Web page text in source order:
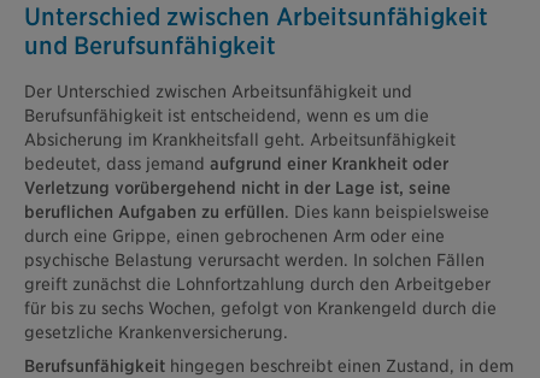
Unterschied zwischen Arbeitsunfähigkeit
und Berufsunfähigkeit
Der Unterschied zwischen Arbeitsunfähigkeit und
Berufsunfähigkeit ist entscheidend, wenn es um die
Absicherung im Krankheitsfall geht. Arbeitsunfähigkeit
bedeutet, dass jemand aufgrund einer Krankheit oder
Verletzung vorübergehend nicht in der Lage ist, seine
beruflichen Aufgaben zu erfüllen. Dies kann beispielsweise
durch eine Grippe, einen gebrochenen Arm oder eine
psychische Belastung verursacht werden. In solchen Fällen
greift zunächst die Lohnfortzahlung durch den Arbeitgeber
für bis zu sechs Wochen, gefolgt von Krankengeld durch die
gesetzliche Krankenversicherung.
Berufsunfähigkeit hingegen beschreibt einen Zustand, in dem